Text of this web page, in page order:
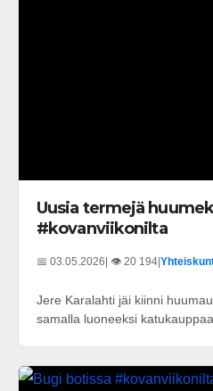
Uusia termejä
#kovanviikonilta
📅 03.05.2026| 👁️ 20 194|
Jere Karalahti jäi kiinni
samalla luoneeksi